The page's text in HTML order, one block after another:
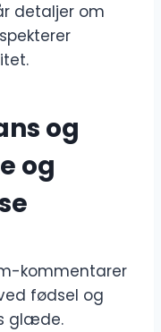
detaljer om
og
og
kommentarer
fødsel og
glæde.